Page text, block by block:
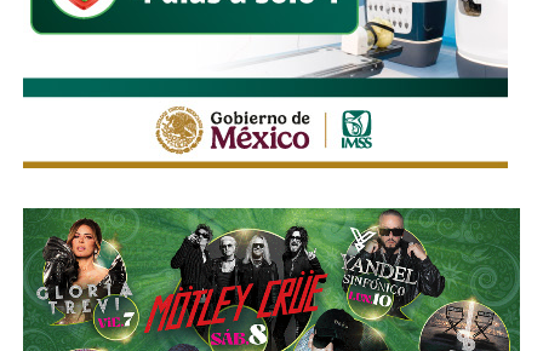
que ellímite de velocidad es de 50 km/h, algunas casi
borradas -ahí te encargo, Ayuntamiento- pero en los
videos que circularon de autos voladores,en ninguno de
los casos, la velocidad del vehículo estaba por debajo
del límite permitido